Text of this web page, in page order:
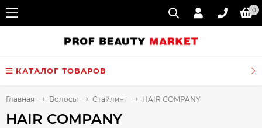
0
КАТАЛОГ ТОВАРОВ
Главная Волосы Стайлинг HAIR COMPANY
HAIR COMPANY